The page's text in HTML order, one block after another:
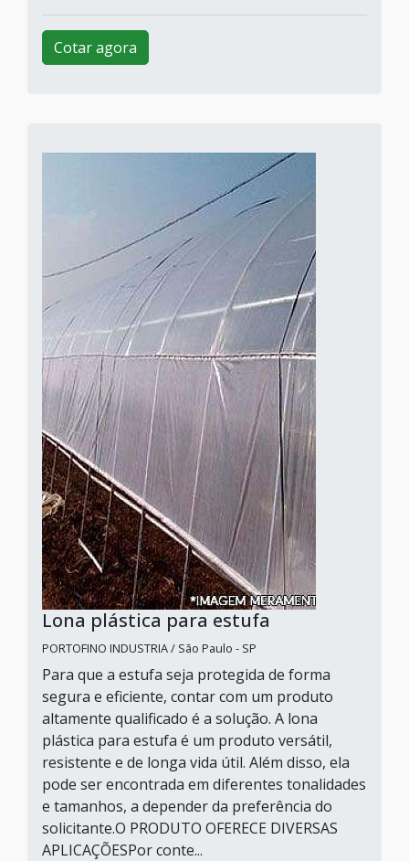
Cotar agora
Lona plástica para estufa
PORTOFINO INDUSTRIA / São Paulo - SP
Para que a estufa seja protegida de forma
segura e eficiente, contar com um produto
altamente qualificado é a solução. A lona
plástica para estufa é um produto versátil,
resistente e de longa vida útil. Além disso, ela
pode ser encontrada em diferentes tonalidades
e tamanhos, a depender da preferência do
solicitante.O PRODUTO OFERECE DIVERSAS
APLICAÇÕESPor conte...